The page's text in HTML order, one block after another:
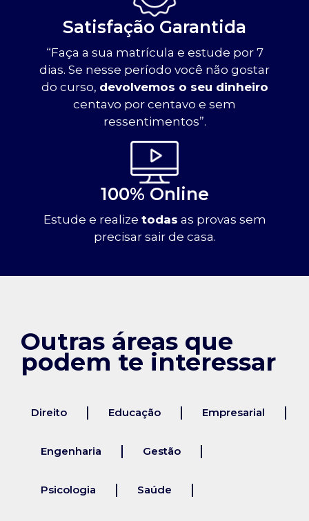
Satisfação Garantida
“Faça a sua matrícula e estude por 7
dias. Se nesse período você não gostar
do curso, devolvemos o seu dinheiro
centavo por centavo e sem
ressentimentos”.
100% Online
Estude e realize todas as provas sem
precisar sair de casa.
Outras áreas que
podem te interessar
Direito Educação Empresarial
Engenharia Gestão
Psicologia Saúde